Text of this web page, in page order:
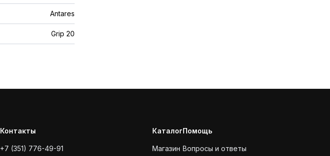
Antares
Grip 20
Контакты
+7 (351) 776-49-91
Каталог
Магазин
Помощь
Вопросы и ответы